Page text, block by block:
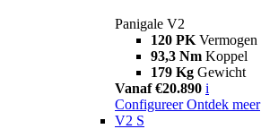
Panigale V2
120 PK Vermogen
93,3 Nm Koppel
179 Kg Gewicht
Vanaf €20.890 i
Configureer Ontdek meer
V2 S